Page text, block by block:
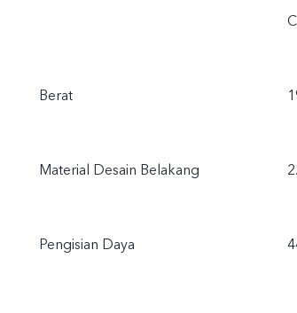
Berat
Material Desain Belakang
Pengisian Daya